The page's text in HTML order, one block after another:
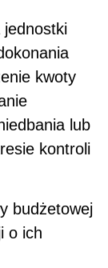
jednostki
kwoty
lub
kontroli
budżetowej
o ich